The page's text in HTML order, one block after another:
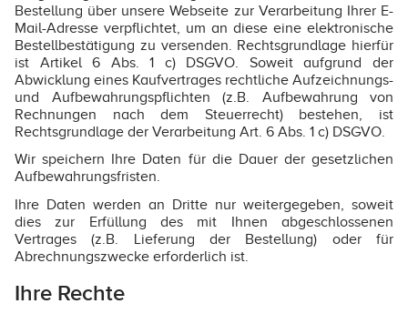
Bestellung über unsere Webseite zur Verarbeitung Ihrer E-
Mail-Adresse verpflichtet, um an diese eine elektronische
Bestellbestätigung zu versenden. Rechtsgrundlage hierfür
ist Artikel 6 Abs. 1 c) DSGVO. Soweit aufgrund der
Abwicklung eines Kaufvertrages rechtliche Aufzeichnungs-
und Aufbewahrungspflichten (z.B. Aufbewahrung von
Rechnungen nach dem Steuerrecht) bestehen, ist
Rechtsgrundlage der Verarbeitung Art. 6 Abs. 1 c) DSGVO.
Wir speichern Ihre Daten für die Dauer der gesetzlichen
Aufbewahrungsfristen.
Ihre Daten werden an Dritte nur weitergegeben, soweit
dies zur Erfüllung des mit Ihnen abgeschlossenen
Vertrages (z.B. Lieferung der Bestellung) oder für
Abrechnungszwecke erforderlich ist.
Ihre Rechte